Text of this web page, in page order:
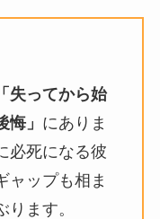
「失ってから始
」 にありま
必死になる彼
ャップも相ま
ます。